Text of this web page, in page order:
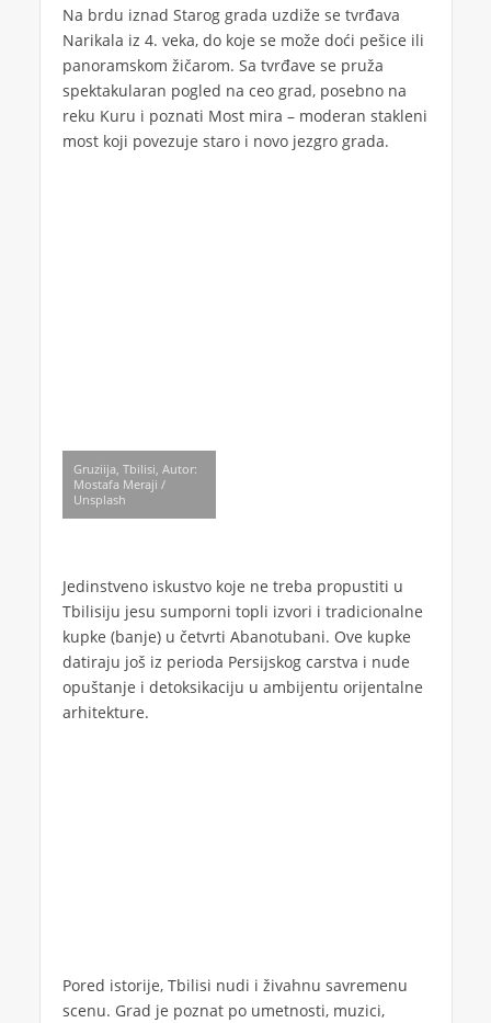
Na brdu iznad Starog grada uzdiže se tvrđava
Narikala iz 4. veka, do koje se može doći pešice ili
panoramskom žičarom. Sa tvrđave se pruža
spektakularan pogled na ceo grad, posebno na
reku Kuru i poznati Most mira – moderan stakleni
most koji povezuje staro i novo jezgro grada.
Gruziija, Tbilisi, Autor:
Mostafa Meraji /
Unsplash
Jedinstveno iskustvo koje ne treba propustiti u
Tbilisiju jesu sumporni topli izvori i tradicionalne
kupke (banje) u četvrti Abanotubani. Ove kupke
datiraju još iz perioda Persijskog carstva i nude
opuštanje i detoksikaciju u ambijentu orijentalne
arhitekture.
Pored istorije, Tbilisi nudi i živahnu savremenu
scenu. Grad je poznat po umetnosti, muzici,